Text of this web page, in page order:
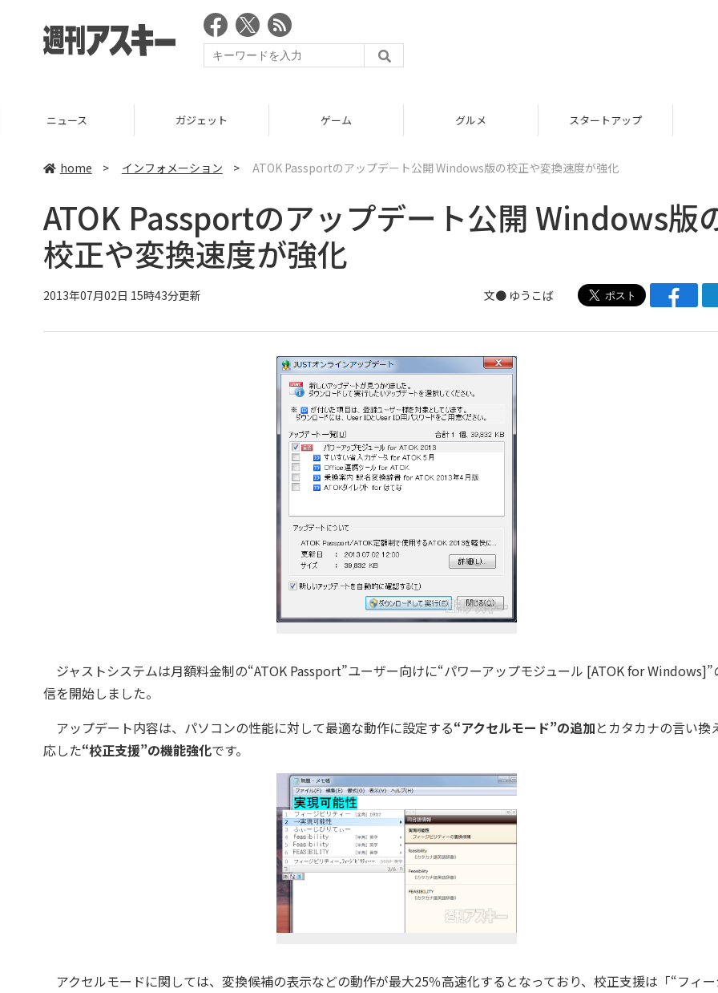
ニュース ガジェット ゲーム グルメ スタートアップ
home > インフォメーション > ATOK Passportのアップデート公開 Windows版の校正や変換速度が強化
ATOK Passportのアップデート公開 Windows版
校正や変換速度が強化
2013年07月02日 15時43分更新 文● ゆうこば
ジャストシステムは月額料金制の“ATOK Passport”ユーザー向けに“パワーアップモジュール [ATOK for Windows]”
信を開始しました。
アップデート内容は、パソコンの性能に対して最適な動作に設定する“アクセルモード”の追加とカタカナの言い換
応した“校正支援”の機能強化です。
アクセルモードに関しては、変換候補の表示などの動作が最大25％高速化するとなっており、校正支援は「“フィ